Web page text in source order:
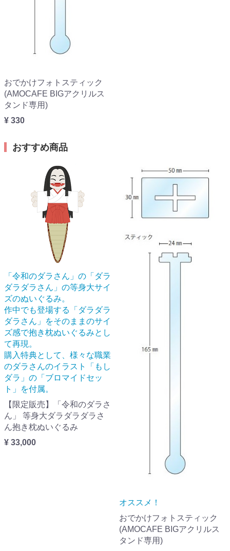
おでかけフォトスティック
(AMOCAFE BIGアクリルス
タンド専用)
¥ 330
おすすめ商品
「令和のダラさん」の「ダラ
ダラダラさん」の等身大サイ
ズのぬいぐるみ。
作中でも登場する「ダラダラ
ダラさん」をそのままのサイ
ズ感で抱き枕ぬいぐるみとし
て再現。
購入特典として、様々な職業
のダラさんのイラスト「もし
ダラ」の「ブロマイドセッ
ト」を付属。
【限定販売】「令和のダラさ
ん」 等身大ダラダラダラさ
ん抱き枕ぬいぐるみ
¥ 33,000
オススメ！
おでかけフォトスティック
(AMOCAFE BIGアクリルス
タンド専用)